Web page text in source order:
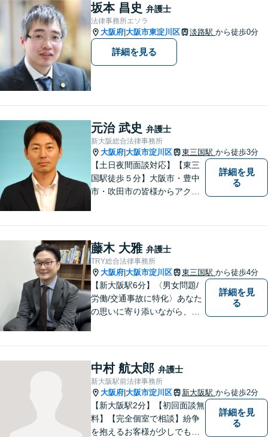
坂本 昌史 弁護士
法律事務所エソラ
大阪府 大阪市東淀川区 淡路駅 から徒歩0分
詳細を見る
元治 武史 弁護士
新大阪総合法律事務所
大阪府 大阪市淀川区 東三国駅 から徒歩3分
【土日夜間面談対応】【東三
国駅徒歩５分】大阪市・豊中
市・吹田市の皆様からアクセ
詳細を見
る
藤木 大雅 弁護士
TRY総合法律事務所
大阪府 大阪市淀川区 東三国駅 から徒歩4分
【新大阪駅6分】〈男女問題/
労働/交通事故に特化〉あなた
の思いに寄り添いながら、明
据えた解決を目指します。
【メール・電話面談可】【東
三国駅4分】
詳細を見
る
中村 航太郎 弁護士
新大阪駅前法律事務所
大阪府 大阪市淀川区 新大阪駅 から徒歩2分
【新大阪駅2分】【初回面談無
料】【完全個室で相談】紛争
を抱えるお客様が少しでも早
詳細を見
る